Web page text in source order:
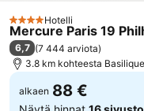
Moulin Rouge
4 Tähtiluokitus
Hotelli
Mercure Paris 19
6,7 (7 444 arviota)
3.8 km kohteesta
alkaen 88 €